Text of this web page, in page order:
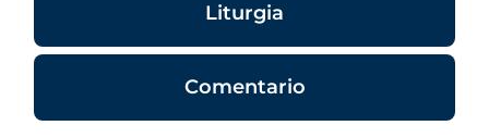
Liturgia
Comentario